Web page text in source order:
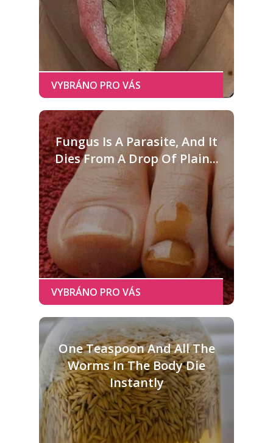
Fungus Is A Parasite, And It
Dies From A Drop Of Plain...
One Teaspoon And All The
Worms In The Body Die
Instantly